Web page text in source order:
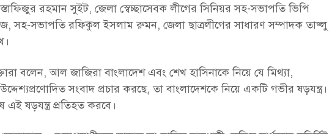
রহমান সুইট, জেলা স্বেচ্ছাসেবক লীগের সিনিয়র সহ-সভাপতি ভিপি
সহ-সভাপতি রফিকুল ইসলাম রুমন, জেলা ছাত্রলীগের সাধারণ সম্পাদক তাজ্লু
বলেন, আল জাজিরা বাংলাদেশ এবং শেখ হাসিনাকে নিয়ে যে মিথ্যা,
সংবাদ প্রচার করছে, তা বাংলাদেশকে নিয়ে একটি গভীর ষড়যন্ত্র।
এই ষড়যন্ত্র প্রতিহত করবে।